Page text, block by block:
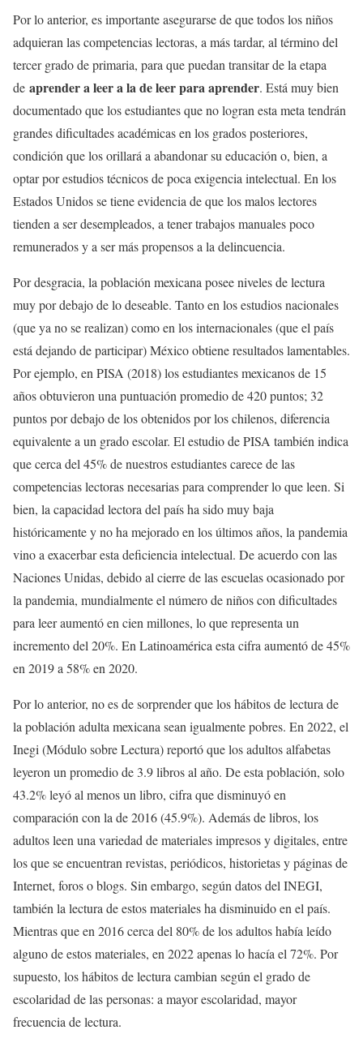
Por lo anterior, es importante asegurarse de que todos los niños
adquieran las competencias lectoras, a más tardar, al término del
tercer grado de primaria, para que puedan transitar de la etapa
de aprender a leer a la de leer para aprender. Está muy bien
documentado que los estudiantes que no logran esta meta tendrán
grandes dificultades académicas en los grados posteriores,
condición que los orillará a abandonar su educación o, bien, a
optar por estudios técnicos de poca exigencia intelectual. En los
Estados Unidos se tiene evidencia de que los malos lectores
tienden a ser desempleados, a tener trabajos manuales poco
remunerados y a ser más propensos a la delincuencia.
Por desgracia, la población mexicana posee niveles de lectura
muy por debajo de lo deseable. Tanto en los estudios nacionales
(que ya no se realizan) como en los internacionales (que el país
está dejando de participar) México obtiene resultados lamentables.
Por ejemplo, en PISA (2018) los estudiantes mexicanos de 15
años obtuvieron una puntuación promedio de 420 puntos; 32
puntos por debajo de los obtenidos por los chilenos, diferencia
equivalente a un grado escolar. El estudio de PISA también indica
que cerca del 45% de nuestros estudiantes carece de las
competencias lectoras necesarias para comprender lo que leen. Si
bien, la capacidad lectora del país ha sido muy baja
históricamente y no ha mejorado en los últimos años, la pandemia
vino a exacerbar esta deficiencia intelectual. De acuerdo con las
Naciones Unidas, debido al cierre de las escuelas ocasionado por
la pandemia, mundialmente el número de niños con dificultades
para leer aumentó en cien millones, lo que representa un
incremento del 20%. En Latinoamérica esta cifra aumentó de 45%
en 2019 a 58% en 2020.
Por lo anterior, no es de sorprender que los hábitos de lectura de
la población adulta mexicana sean igualmente pobres. En 2022, el
Inegi (Módulo sobre Lectura) reportó que los adultos alfabetas
leyeron un promedio de 3.9 libros al año. De esta población, solo
43.2% leyó al menos un libro, cifra que disminuyó en
comparación con la de 2016 (45.9%). Además de libros, los
adultos leen una variedad de materiales impresos y digitales, entre
los que se encuentran revistas, periódicos, historietas y páginas de
Internet, foros o blogs. Sin embargo, según datos del INEGI,
también la lectura de estos materiales ha disminuido en el país.
Mientras que en 2016 cerca del 80% de los adultos había leído
alguno de estos materiales, en 2022 apenas lo hacía el 72%. Por
supuesto, los hábitos de lectura cambian según el grado de
escolaridad de las personas: a mayor escolaridad, mayor
frecuencia de lectura.